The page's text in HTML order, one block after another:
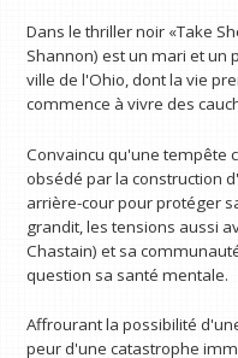
Dans le thriller noir «Take
Shannon) est un mari et un
ville de l'Ohio, dont la vie
commence à vivre des
Convaincu qu'une tempête
obsédé par la construction
arrière-cour pour protéger
grandit, les tensions aussi
Chastain) et sa
question sa santé mentale.
Affrourant la possibilité
peur d'une catastrophe